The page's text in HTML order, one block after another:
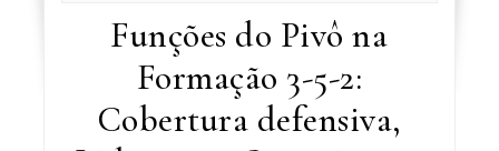
Funções do Pivô na
Formação 3-5-2:
Cobertura defensiva,